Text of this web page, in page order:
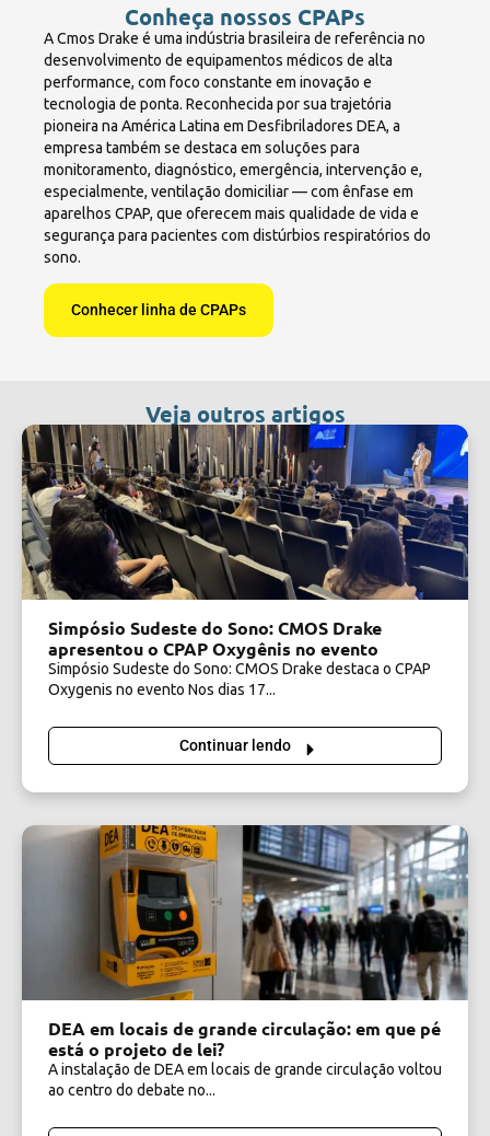
Conheça nossos CPAPs
A Cmos Drake é uma indústria brasileira de referência no
desenvolvimento de equipamentos médicos de alta
performance, com foco constante em inovação e
tecnologia de ponta. Reconhecida por sua trajetória
pioneira na América Latina em Desfibriladores DEA, a
empresa também se destaca em soluções para
monitoramento, diagnóstico, emergência, intervenção e,
especialmente, ventilação domiciliar — com ênfase em
aparelhos CPAP, que oferecem mais qualidade de vida e
segurança para pacientes com distúrbios respiratórios do
sono.
Conhecer linha de CPAPs
Veja outros artigos
Simpósio Sudeste do Sono: CMOS Drake
apresentou o CPAP Oxygênis no evento
Simpósio Sudeste do Sono: CMOS Drake destaca o CPAP
Oxygenis no evento Nos dias 17...
Continuar lendo
DEA em locais de grande circulação: em que pé
está o projeto de lei?
A instalação de DEA em locais de grande circulação voltou
ao centro do debate no...